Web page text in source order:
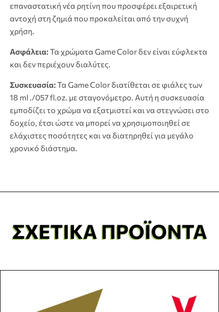
επαναστατική νέα ρητίνη που προσφέρει εξαιρετική
αντοχή στη ζημιά που προκαλείται από την συχνή
χρήση.
Ασφάλεια:Τα χρώματα Game Color δεν είναι εύφλεκτα
και δεν περιέχουν διαλύτες.
Συσκευασία:Τα Game Color διατίθεται σε φιάλες των
18 ml ./057 fl.oz. με σταγονόμετρο. Αυτή η συσκευασία
εμποδίζει το χρώμα να εξατμιστεί και να στεγνώσει στο
δοχείο, έτσι ώστε να μπορεί να χρησιμοποιηθεί σε
ελάχιστες ποσότητες και να διατηρηθεί για μεγάλο
χρονικό διάστημα.
ΣΧΕΤΙΚΆ ΠΡΟΪΌΝΤΑ